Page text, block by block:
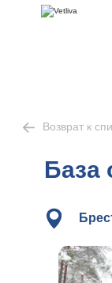
Возврат к
База